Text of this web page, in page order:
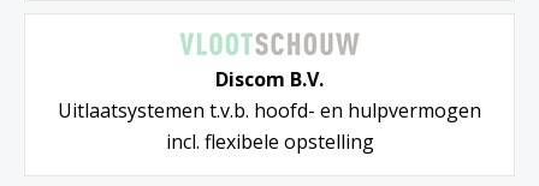
Discom B.V.
Uitlaatsystemen t.v.b. hoofd- en hulpvermogen
incl. flexibele opstelling